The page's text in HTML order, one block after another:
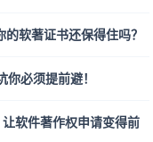
软著证书还保得住吗？
必须提前避！
软件著作权申请变得前